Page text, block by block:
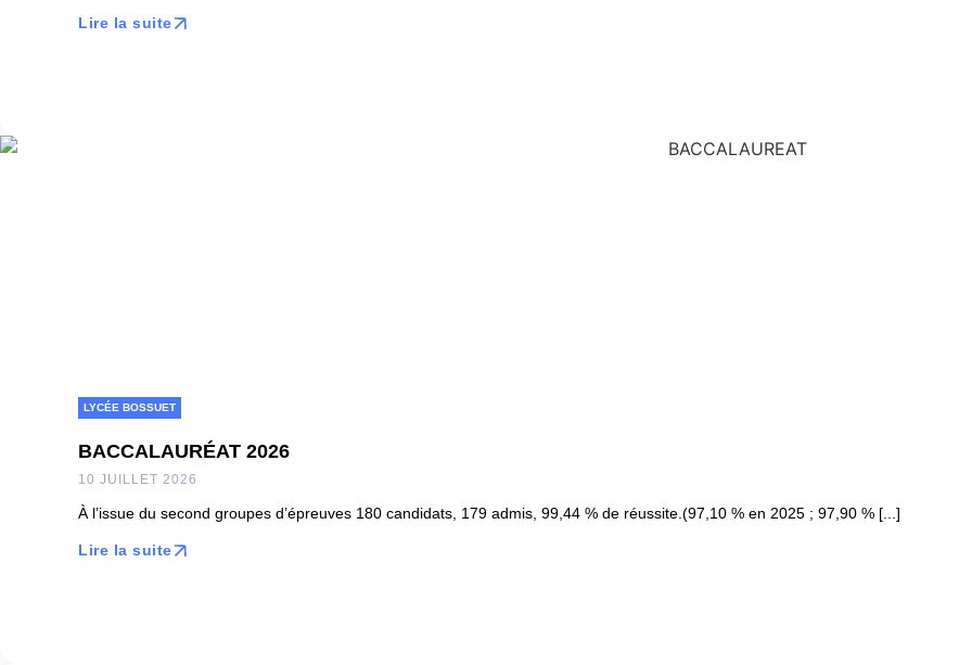
Lire la suite
LYCÉE BOSSUET
BACCALAURÉAT 2026
10 JUILLET 2026
À l’issue du second groupes d’épreuves 180 candidats, 179 admis, 99,44 % de réussite.(97,10 % en 2025 ; 97,90 % [...]
Lire la suite